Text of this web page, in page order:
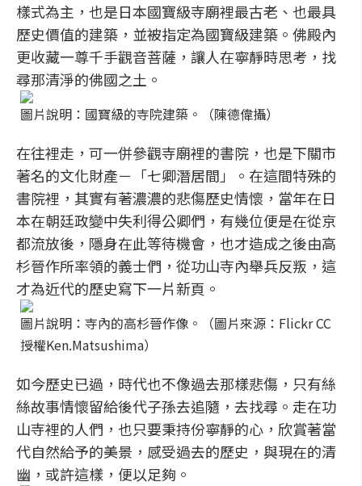
樣式為主，也是日本國寶級寺廟裡最古老、也最具
歷史價值的建築，並被指定為國寶級建築。佛殿內
更收藏一尊千手觀音菩薩，讓人在寧靜時思考，找
尋那清淨的佛國之土。
圖片說明：國寶級的寺院建築。（陳德偉攝）
在往裡走，可一併參觀寺廟裡的書院，也是下關市
著名的文化財產－「七卿潛居間」。在這間特殊的
書院裡，其實有著濃濃的悲傷歷史情懷，當年在日
本在朝廷政變中失利得公卿們，有幾位便是在從京
都流放後，隱身在此等待機會，也才造成之後由高
杉晉作所率領的義士們，從功山寺內舉兵反叛，這
才為近代的歷史寫下一片新頁。
圖片說明：寺內的高杉晉作像。（圖片來源：Flickr CC
授權Ken.Matsushima）
如今歷史已過，時代也不像過去那樣悲傷，只有絲
絲故事情懷留給後代子孫去追隨，去找尋。走在功
山寺裡的人們，也只要秉持份寧靜的心，欣賞著當
代自然給予的美景，感受過去的歷史，與現在的清
幽，或許這樣，便以足夠。